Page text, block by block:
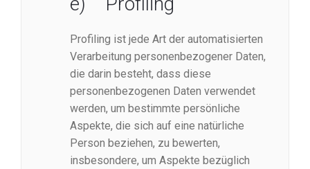
Profiling ist jede Art der automatisierten
Verarbeitung personenbezogener Daten,
die darin besteht, dass diese
personenbezogenen Daten verwendet
werden, um bestimmte persönliche
Aspekte, die sich auf eine natürliche
Person beziehen, zu bewerten,
insbesondere, um Aspekte bezüglich